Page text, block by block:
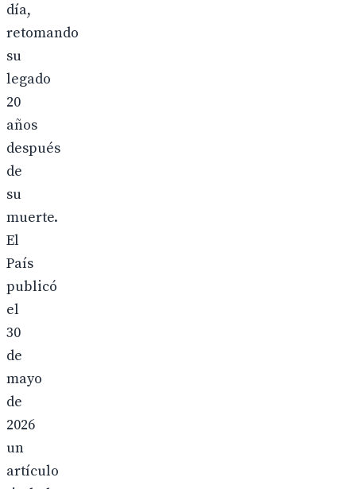
día,
retomando
su
legado
20
años
después
de
su
muerte.
El
País
publicó
el
30
de
mayo
de
2026
un
artículo